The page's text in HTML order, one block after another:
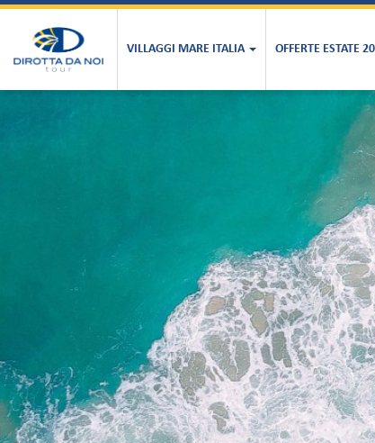
VILLAGGI MARE ITALIA OFFERTE ESTATE